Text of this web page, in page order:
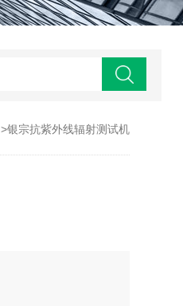
>银宗抗紫外线辐射测试机